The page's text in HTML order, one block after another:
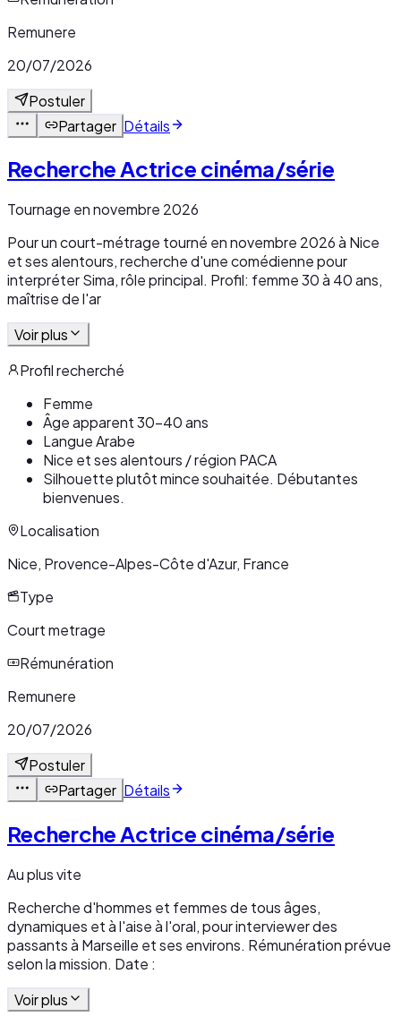
Remunere
20/07/2026
Postuler
Partager Détails
Recherche Actrice cinéma/série
Tournage en novembre 2026
Pour un court-métrage tourné en novembre 2026 à Nice
et ses alentours, recherche d'une comédienne pour
interpréter Sima, rôle principal. Profil: femme 30 à 40 ans,
maîtrise de l'ar
Voir plus
Profil recherché
Femme
Âge apparent 30-40 ans
Langue Arabe
Nice et ses alentours / région PACA
Silhouette plutôt mince souhaitée. Débutantes
bienvenues.
Localisation
Nice, Provence-Alpes-Côte d'Azur, France
Type
Court metrage
Rémunération
Remunere
20/07/2026
Postuler
Partager Détails
Recherche Actrice cinéma/série
Au plus vite
Recherche d'hommes et femmes de tous âges,
dynamiques et à l'aise à l'oral, pour interviewer des
passants à Marseille et ses environs. Rémunération prévue
selon la mission. Date :
Voir plus